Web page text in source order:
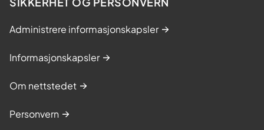
Administrere informasjonskapsler
Informasjonskapsler
Om nettstedet
Personvern